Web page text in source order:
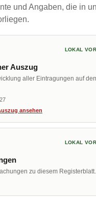
und Angaben, die in
LOKAL
Auszug
aller Eintragungen auf
ansehen
LOKAL
zu diesem Registerblatt.